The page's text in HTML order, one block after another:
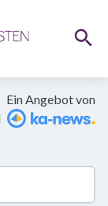
Ein Angebot von